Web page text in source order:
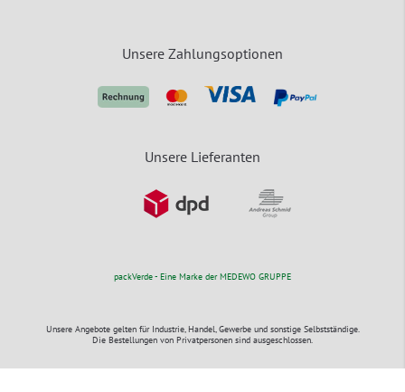
Unsere Zahlungsoptionen
Unsere Lieferanten
packVerde - Eine Marke der MEDEWO GRUPPE
Unsere Angebote gelten für Industrie, Handel, Gewerbe und sonstige Selbstständige.
Die Bestellungen von Privatpersonen sind ausgeschlossen.